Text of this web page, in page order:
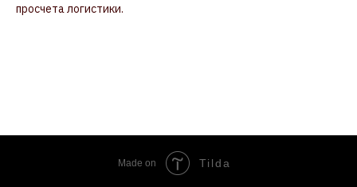
просчета логистики.
Made on Tilda